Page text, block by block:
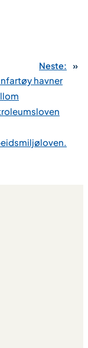
Neste:
havner
»